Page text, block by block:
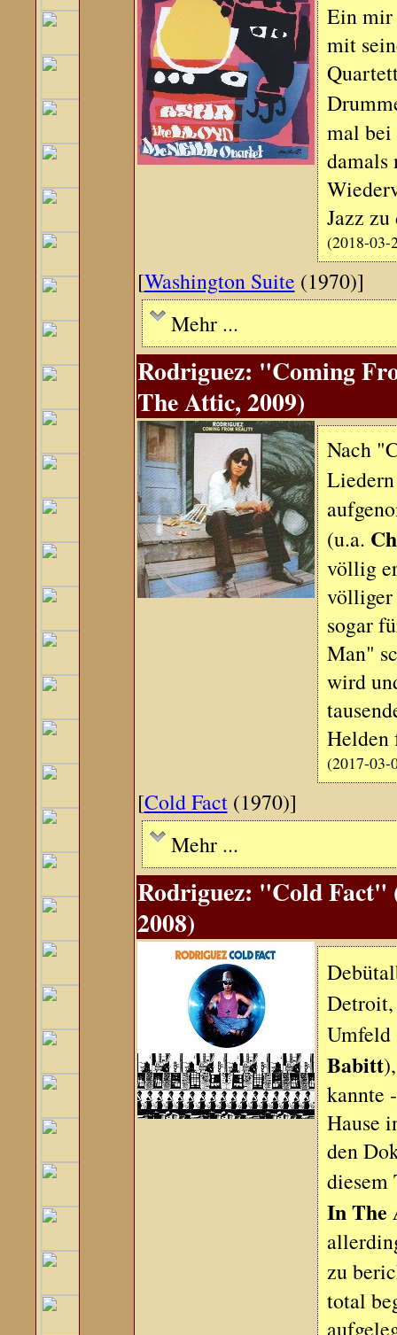
Ein mir
mit
mal bei
damals
Jazz zu
(2018-03-
[Washington Suite (1970)]
Mehr ...
Rodriguez: "Coming
The Attic, 2009)
Nach
(u.a.
völlig
völliger
sogar
Man"
wird
Helden
(2017-03-
[Cold Fact(1970)]
Mehr ...
Rodriguez: "Cold Fact"
2008)
Babitt
kannte
Hause
den
diesem
In The
zu
total